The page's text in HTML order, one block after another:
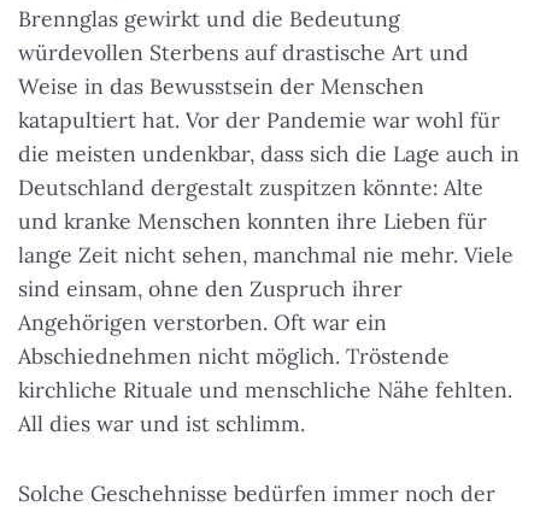
Brennglas gewirkt und die Bedeutung
würdevollen Sterbens auf drastische Art und
Weise in das Bewusstsein der Menschen
katapultiert hat. Vor der Pandemie war wohl für
die meisten undenkbar, dass sich die Lage auch in
Deutschland dergestalt zuspitzen könnte: Alte
und kranke Menschen konnten ihre Lieben für
lange Zeit nicht sehen, manchmal nie mehr. Viele
sind einsam, ohne den Zuspruch ihrer
Angehörigen verstorben. Oft war ein
Abschiednehmen nicht möglich. Tröstende
kirchliche Rituale und menschliche Nähe fehlten.
All dies war und ist schlimm.
Solche Geschehnisse bedürfen immer noch der